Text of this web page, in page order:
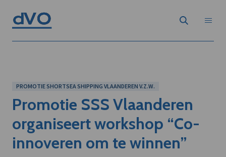
PROMOTIE SHORTSEA SHIPPING VLAANDEREN V.Z.W.
Promotie SSS Vlaanderen
organiseert workshop “Co-
innoveren om te winnen”